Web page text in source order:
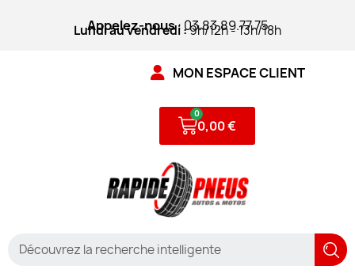
Appelez-nous: 03.83.89.77.75
Lundi au vendredi :9h/12h - 13h/18h
MON ESPACE CLIENT
0,00 €